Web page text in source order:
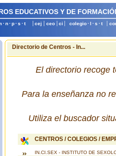
EDUCATIVOS Y DE
· n· p· s · t cej ceo ci colegio· l · s · t
Directorio de Centros - In...
El directorio recoge
Para la enseñanza no
Utiliza el buscador
CENTROS / COLEGIOS /
IN.CI.SEX - INSTITUTO DE